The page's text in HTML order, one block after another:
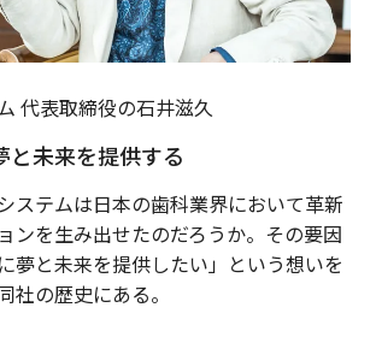
代表取締役の石井滋久
と未来を提供する
ステムは日本の歯科業界において革新
ンを生み出せたのだろうか。その要因
夢と未来を提供したい」という想いを
社の歴史にある。